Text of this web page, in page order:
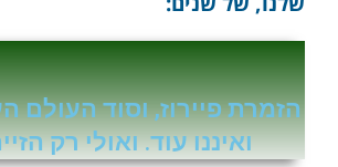
הזמרת פיירוז, וסוד העולם
ואיננו עוד. ואולי רק